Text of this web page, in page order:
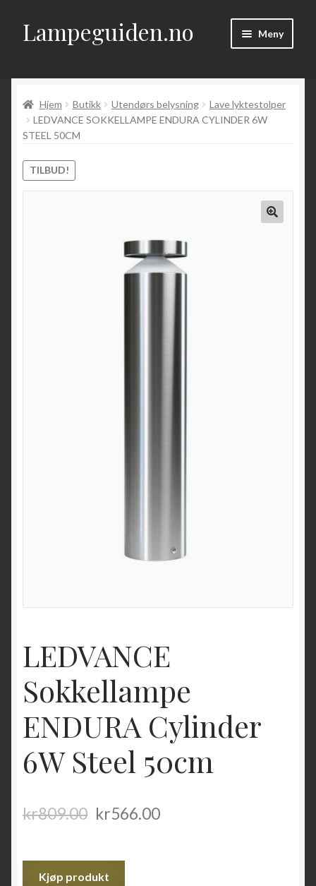
Hopp
til
Hopp
til
Lampeguiden.no Meny
Om
Artikler
Kontakt
Fold
Hjem Butikk Utendørs belysning
Lave lyktestolper
LEDVANCE SOKKELLAMPE ENDURA CYLINDER 6W
STEEL 50CM
TILBUD!
LEDVANCE
Sokkellampe
ENDURA Cylinder
6W Steel 50cm
kr809.00 kr566.00
Kjøp produkt